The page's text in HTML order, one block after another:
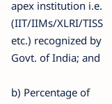
apex institution i.e.
(IIT/IIMs/XLRI/TISS
etc.) recognized by
Govt. of India; and
b) Percentage of